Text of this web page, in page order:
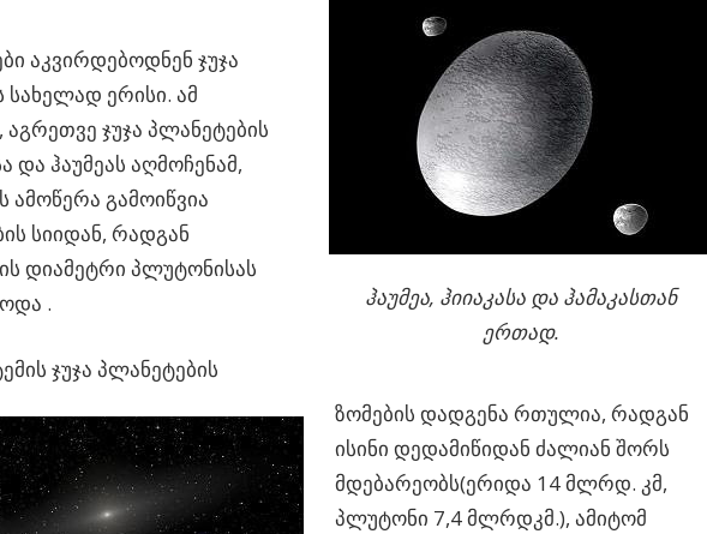
ჰაუმეა, ჰიიაკასა და ჰამაკასთან
ერთად.
აკვირდებოდნენ ჯუჯა
სახელად ერისი. ამ
აგრეთვე ჯუჯა პლანეტების
და ჰაუმეას აღმოჩენამ,
ამოწერა გამოიწვია
სიიდან, რადგან
დიამეტრი პლუტონისას
.
ჯუჯა პლანეტების
ზომების დადგენა რთულია, რადგან
ისინი დედამიწიდან ძალიან შორს
მდებარეობს(ერიდა 14 მლრდ. კმ,
პლუტონი 7,4 მლრდკმ.), ამიტომ